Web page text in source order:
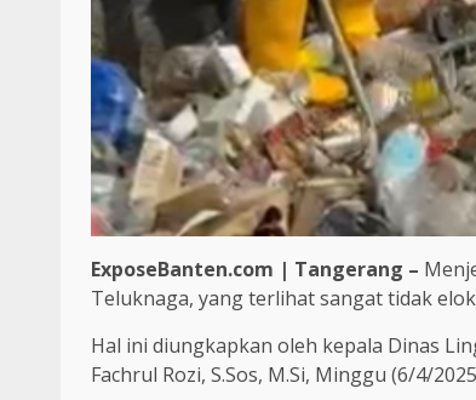
ExposeBanten.com | Tangerang –
Teluknaga, yang terlihat sangat tidak
Hal ini diungkapkan oleh kepala Dinas
Fachrul Rozi, S.Sos, M.Si, Minggu (6/4/